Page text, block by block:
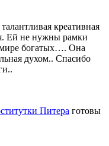
креативная
Ей не нужны рамки
богатых…. Она
духом.. Спасибо
Питера готовы